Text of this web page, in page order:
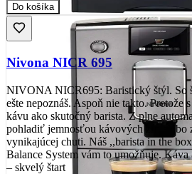
Do košíka
Nivona NICR 695
NIVONA NICR695: Baristický štýl. So
ešte nepoznáš. Aspoň nie takto. Pretože
kávu ako skutočný barista. Z plne
pohladiť jemnosťou kávových zŕn alebo
vynikajúcej chuti. Náš ,,barista in the
Balance System vám to umožňuje.
– skvelý štart